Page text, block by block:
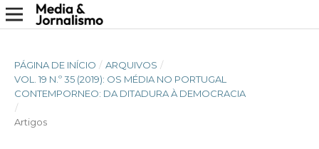
PÁGINA DE INÍCIO / ARQUIVOS /
VOL. 19 N.º 35 (2019): OS MÉDIA NO PORTUGAL
CONTEMPORNEO: DA DITADURA À DEMOCRACIA
/
Artigos